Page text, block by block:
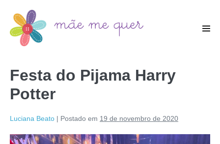
Festa do Pijama Harry
Potter
Luciana Beato | Postado em 19 de novembro de 2020